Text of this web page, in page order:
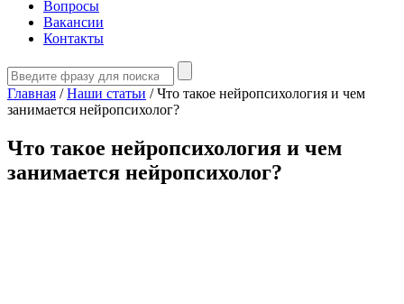
Вопросы
Вакансии
Контакты
Главная / Наши статьи / Что такое нейропсихология и чем
занимается нейропсихолог?
Что такое нейропсихология и чем
занимается нейропсихолог?